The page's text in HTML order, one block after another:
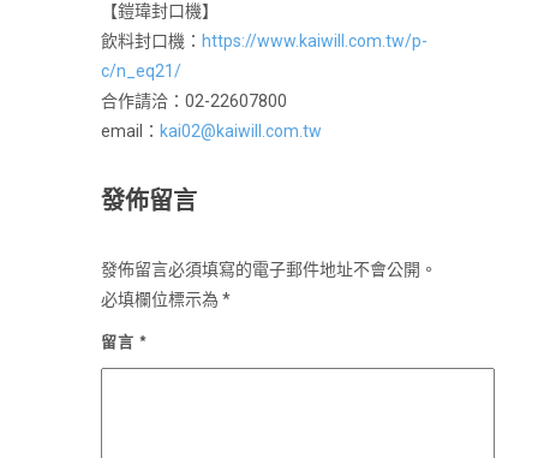
【鎧瑋封口機】
飲料封口機： https://www.kaiwill.com.tw/p-
c/n_eq21/
合作請洽：02-22607800
email： kai02@kaiwill.com.tw
發佈留言
發佈留言必須填寫的電子郵件地址不會公開。
必填欄位標示為 *
留言 *